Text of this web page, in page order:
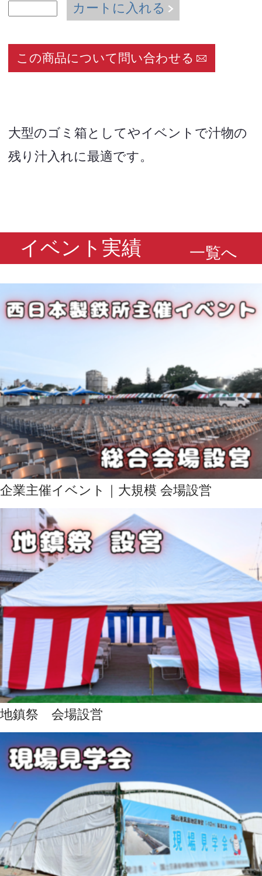
カートに入れる
この商品について問い合わせる
大型のゴミ箱としてやイベントで汁物の
残り汁入れに最適です。
イベント実績 一覧へ
企業主催イベント｜大規模 会場設営
地鎮祭 会場設営